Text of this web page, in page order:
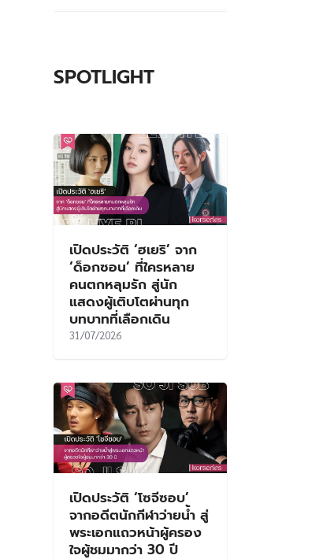
SPOTLIGHT
เปิดประวัติ ‘ฮเยริ’ จาก
‘ด็อกซอน’ ที่ใครหลาย
คนตกหลุมรัก สู่นัก
แสดงผู้เติบโตผ่านทุก
บทบาทที่เลือกเดิน
31/07/2026
เปิดประวัติ ‘โซจีซอบ’
จากอดีตนักกีฬาว่ายน้ำ สู่
พระเอกแถวหน้าผู้ครอง
ใจผู้ชมมากว่า 30 ปี